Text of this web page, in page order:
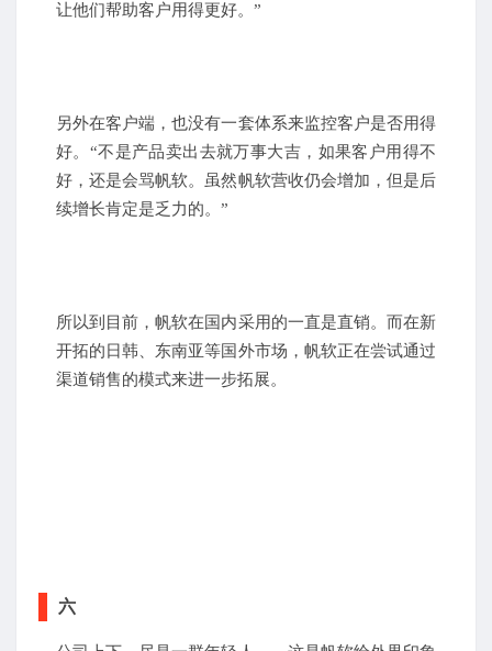
让他们帮助客户用得更好。”
另外在客户端，也没有一套体系来监控客户是否用得
好。“不是产品卖出去就万事大吉，如果客户用得不
好，还是会骂帆软。虽然帆软营收仍会增加，但是后
续增长肯定是乏力的。”
所以到目前，帆软在国内采用的一直是直销。而在新
开拓的日韩、东南亚等国外市场，帆软正在尝试通过
渠道销售的模式来进一步拓展。
六